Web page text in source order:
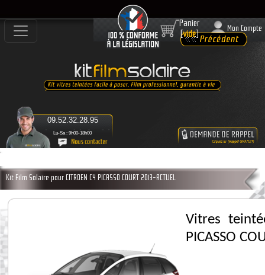
Lu-Sa : 9h00-18h00
09.52.32.28.95
Panier
[vide]
Mon Compte
Kit Film Solaire pour CITROEN C4 PICASSO COURT 2013-ACTUEL
Vitres
PICASSO